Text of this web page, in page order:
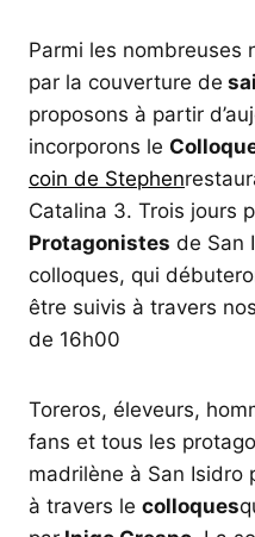
Parmi les nombreuses
par la couverture de
proposons à partir
incorporons le
coin de Stephen
Catalina 3. Trois jours
Protagonistes de San
colloques, qui
être suivis à travers nos
de 16h00
Toreros, éleveurs,
fans et tous les
madrilène à San Isidro
à travers le colloques